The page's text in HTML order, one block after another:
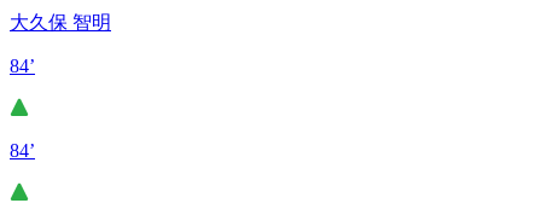
大久保 智明
84’
84’